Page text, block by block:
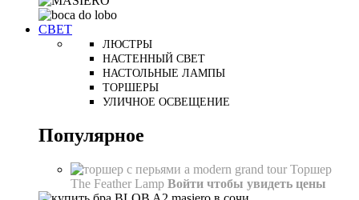
СВЕТ
ЛЮСТРЫ
НАСТЕННЫЙ СВЕТ
НАСТОЛЬНЫЕ ЛАМПЫ
ТОРШЕРЫ
УЛИЧНОЕ ОСВЕЩЕНИЕ
Популярное
Торшер
The Feather Lamp Войти чтобы увидеть цены